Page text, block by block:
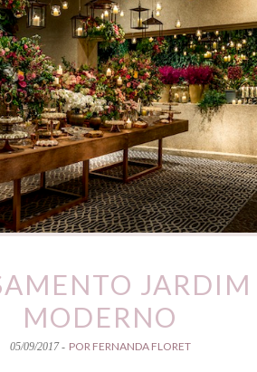
JARDIM
MODERNO
05/09/2017 - POR FERNANDA FLORET